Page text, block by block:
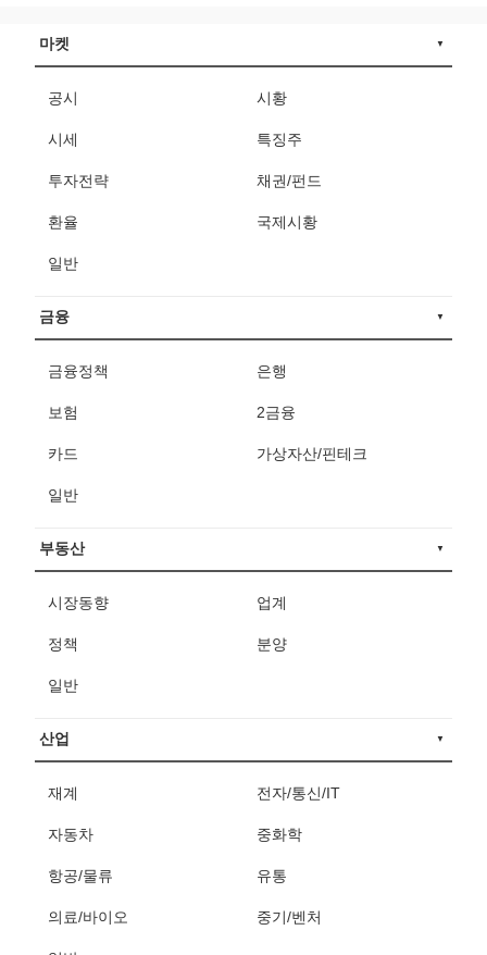
마켓
공시 시황
시세 특징주
투자전략 채권/펀드
환율 국제시황
일반
금융
금융정책 은행
보험 2금융
카드 가상자산/핀테크
일반
부동산
시장동향 업계
정책 분양
일반
산업
재계 전자/통신/IT
자동차 중화학
항공/물류 유통
의료/바이오 중기/벤처